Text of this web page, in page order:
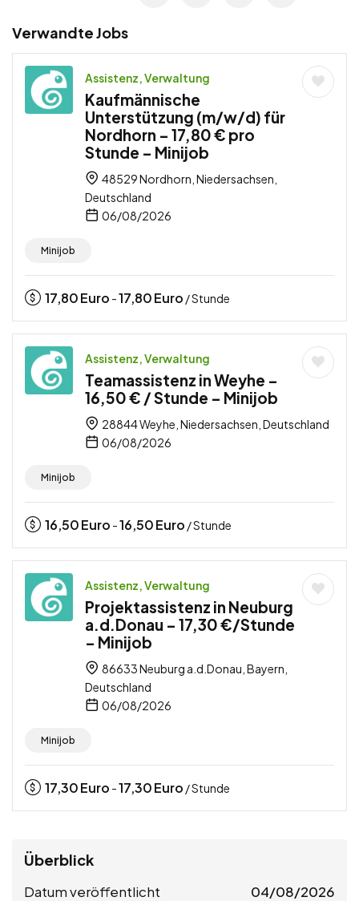
Verwandte Jobs
Assistenz, Verwaltung
Kaufmännische
Unterstützung (m/w/d) für
Nordhorn – 17,80 € pro
Stunde – Minijob
48529 Nordhorn, Niedersachsen,
Deutschland
06/08/2026
Minijob
17,80Euro -17,80Euro / Stunde
Assistenz, Verwaltung
Teamassistenz in Weyhe –
16,50 € / Stunde – Minijob
28844 Weyhe, Niedersachsen, Deutschland
06/08/2026
Minijob
16,50Euro -16,50Euro / Stunde
Assistenz, Verwaltung
Projektassistenz in Neuburg
a.d.Donau – 17,30 €/Stunde
– Minijob
86633 Neuburg a.d.Donau, Bayern,
Deutschland
06/08/2026
Minijob
17,30Euro -17,30Euro / Stunde
Überblick
Datum veröffentlicht 04/08/2026